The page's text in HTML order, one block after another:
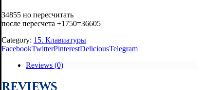
34855 но пересчитать
после пересчета +1750=36605
Category: 15. Клавиатуры
FacebookTwitterPinterestDeliciousTelegram
Reviews (0)